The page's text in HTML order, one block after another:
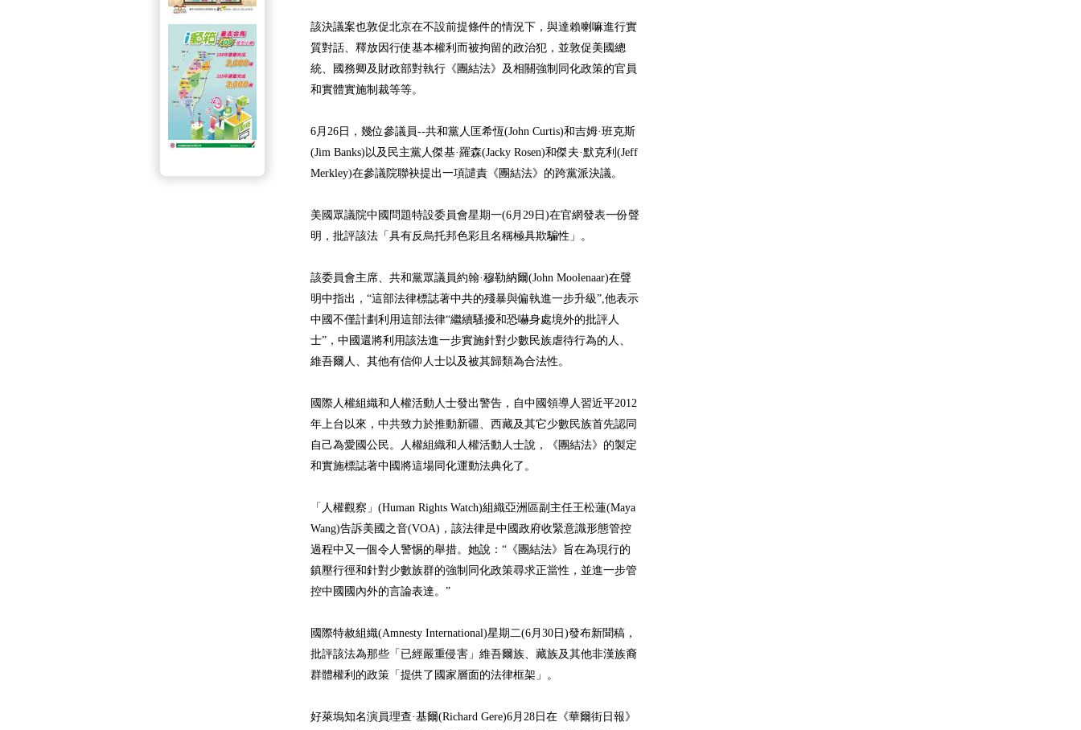
該決議案也敦促北京在不設前提條件的情況下，與達賴喇嘛進行實
質對話、釋放因行使基本權利而被拘留的政治犯，並敦促美國總
統、國務卿及財政部對執行《團結法》及相關強制同化政策的官員
和實體實施制裁等等。
6月26日，幾位參議員--共和黨人匡希恆(John Curtis)和吉姆·班克斯
(Jim Banks)以及民主黨人傑基·羅森(Jacky Rosen)和傑夫·默克利(Jeff
Merkley)在參議院聯袂提出一項譴責《團結法》的跨黨派決議。
美國眾議院中國問題特設委員會星期一(6月29日)在官網發表一份聲
明，批評該法「具有反烏托邦色彩且名稱極具欺騙性」。
該委員會主席、共和黨眾議員約翰·穆勒納爾(John Moolenaar)在聲
明中指出，“這部法律標誌著中共的殘暴與偏執進一步升級”,他表示
中國不僅計劃利用這部法律“繼續騷擾和恐嚇身處境外的批評人
士”，中國還將利用該法進一步實施針對少數民族虐待行為的人、
維吾爾人、其他有信仰人士以及被其歸類為合法性。
國際人權組織和人權活動人士發出警告，自中國領導人習近平2012
年上台以來，中共致力於推動新疆、西藏及其它少數民族首先認同
自己為愛國公民。人權組織和人權活動人士說，《團結法》的製定
和實施標誌著中國將這場同化運動法典化了。
「人權觀察」(Human Rights Watch)組織亞洲區副主任王松蓮(Maya
Wang)告訴美國之音(VOA)，該法律是中國政府收緊意識形態管控
過程中又一個令人警惕的舉措。她說：“《團結法》旨在為現行的
鎮壓行徑和針對少數族群的強制同化政策尋求正當性，並進一步管
控中國國內外的言論表達。”
國際特赦組織(Amnesty International)星期二(6月30日)發布新聞稿，
批評該法為那些「已經嚴重侵害」維吾爾族、藏族及其他非漢族裔
群體權利的政策「提供了國家層面的法律框架」。
好萊塢知名演員理查·基爾(Richard Gere)6月28日在《華爾街日報》